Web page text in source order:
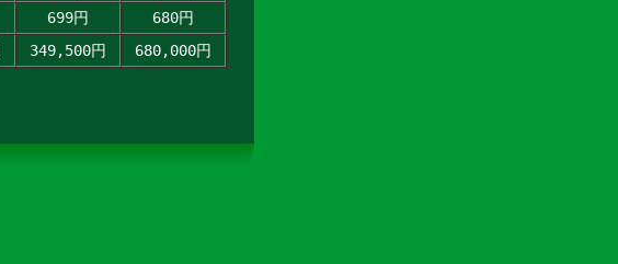
699円
680円
349,500円 680,000円